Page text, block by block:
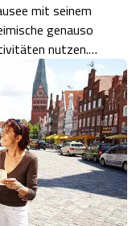
mit seinem
genauso
nutzen.
zum Wandern
2.2 km bietet